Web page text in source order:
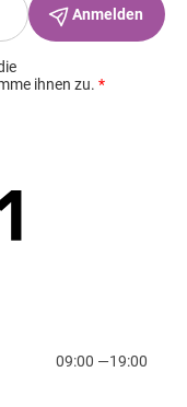
09:00 —19:00